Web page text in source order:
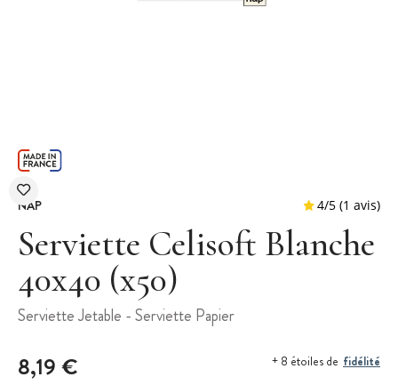
NAP
Serviette Celisoft Blanche
40x40 (x50)
Serviette Jetable - Serviette Papier
8,19 € + 8 étoiles de fidélité